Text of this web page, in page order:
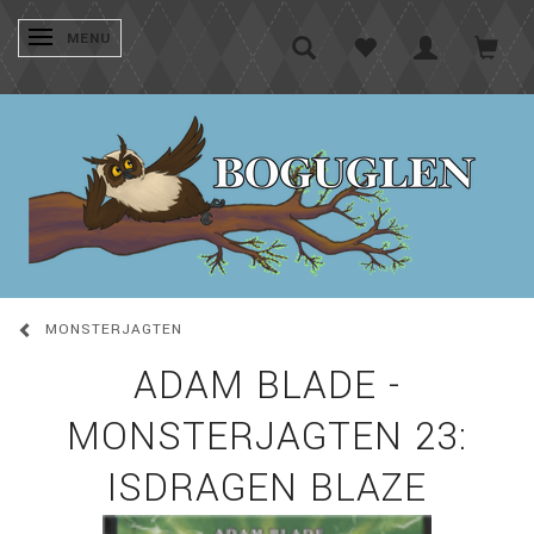
SKIFTE NAVIGATION
MENU
MONSTERJAGTEN
ADAM BLADE -
MONSTERJAGTEN 23:
ISDRAGEN BLAZE